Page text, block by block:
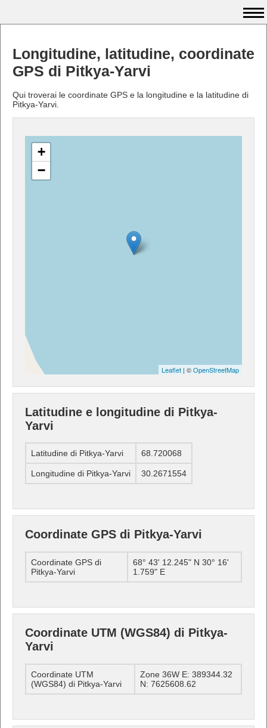
Longitudine, latitudine, coordinate
GPS di Pitkya-Yarvi
Qui troverai le coordinate GPS e la longitudine e la latitudine di
Pitkya-Yarvi.
+
−
Leaflet | ©OpenStreetMap
Latitudine e longitudine di Pitkya-
Yarvi
Latitudine di Pitkya-Yarvi 68.720068
Longitudine di Pitkya-Yarvi 30.2671554
Coordinate GPS di Pitkya-Yarvi
Coordinate GPS di
Pitkya-Yarvi
68° 43' 12.245" N 30° 16'
1.759" E
Coordinate UTM (WGS84) di Pitkya-
Yarvi
Coordinate UTM
(WGS84) di Pitkya-Yarvi
Zone 36W E: 389344.32
N: 7625608.62